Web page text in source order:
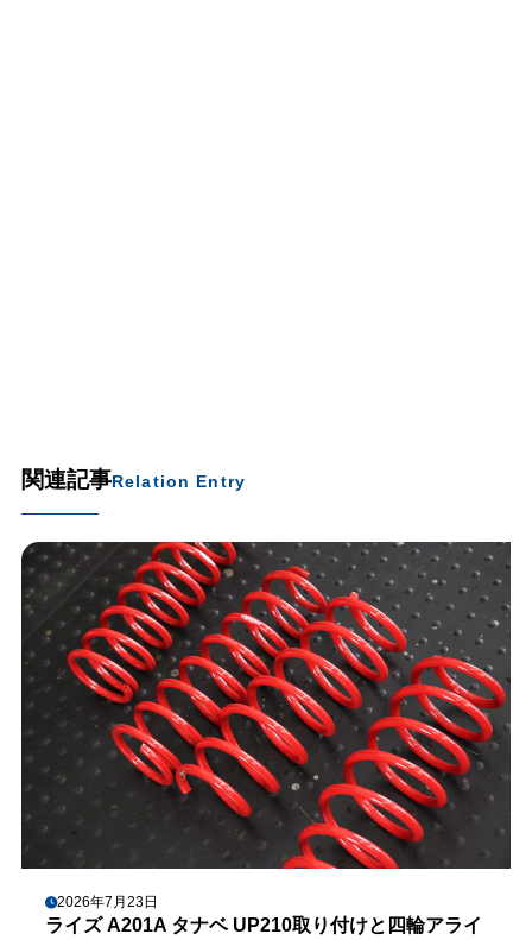
関連記事Relation Entry
2026年7月23日
ライズ A201A タナベ UP210取り付けと四輪アライ